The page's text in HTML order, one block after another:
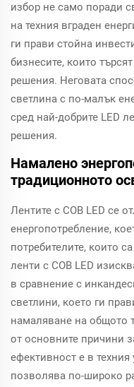
избор не само поради
на техния вграден
ги прави стойна
бизнесите, които
решения. Неговата
светлина с по-малък
сред най-добрите LED
решения.
Намалено
традиционното
Лентите с COB LED се
енергопотребление,
потребителите, които
ленти с COB LED
в сравнение с
светлини, което ги
намаляване на общото
от основните причини
ефективност е в
позволява по-широко